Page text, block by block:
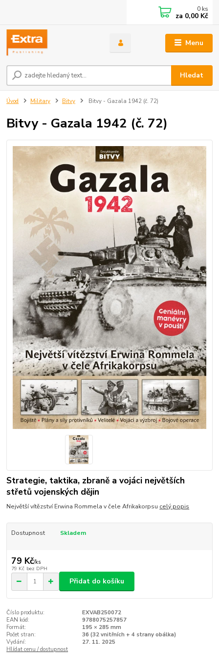
Menu
Hledat
0 ks
za 0,00 Kč
Úvod Military Bitvy Bitvy - Gazala 1942 (č. 72)
Bitvy - Gazala 1942 (č. 72)
Strategie, taktika, zbraně a vojáci největších
střetů vojenských dějin
Největší vítězství Erwina Rommela v čele Afrikakorpsu celý popis
Dostupnost Skladem
79 Kč/ks
79 Kč bez DPH
Přidat do košíku
Číslo produktu:
EXVAB250072
EAN kód:
9788075257857
Formát:
195 × 285 mm
Počet stran:
36 (32 vnitřních + 4 strany obálka)
Vydání:
27. 11. 2025
Hlídat cenu / dostupnost